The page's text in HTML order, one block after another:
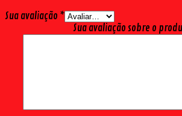
Sua avaliação *
Sua avaliação sobre o